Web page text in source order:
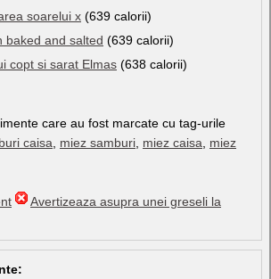
soarelui x (639 calorii)
baked and salted (639 calorii)
copt si sarat Elmas (638 calorii)
care au fost marcate cu tag-urile
caisa miez samburi miez caisa
miez
Avertizeaza asupra unei greseli la